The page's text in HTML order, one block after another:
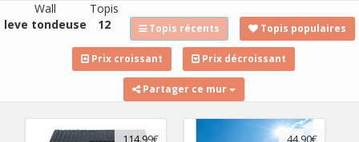
Wall
leve tondeuse
Topis
12
Topis récents Topis populaires
Prix croissant Prix décroissant
Partager ce mur